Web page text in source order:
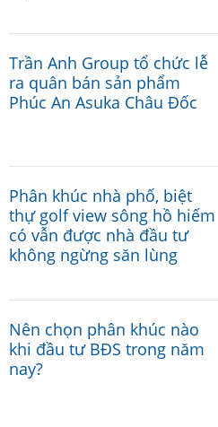
Trần Anh Group tổ chức lễ
ra quân bán sản phẩm
Phúc An Asuka Châu Đốc
Phân khúc nhà phố, biệt
thự golf view sông hồ hiếm
có vẫn được nhà đầu tư
không ngừng săn lùng
Nên chọn phân khúc nào
khi đầu tư BĐS trong năm
nay?